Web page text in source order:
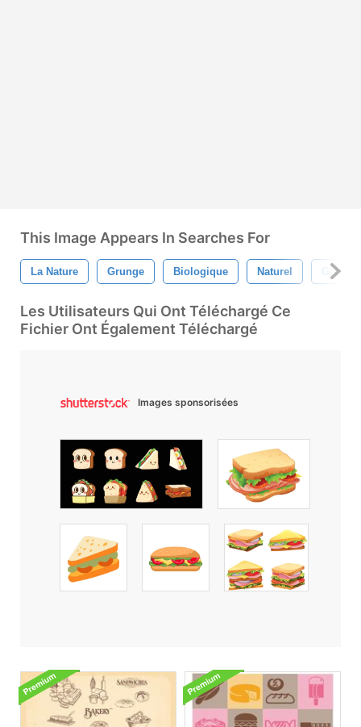
This Image Appears In Searches For
La Nature Grunge Biologique Naturel Gros
Les Utilisateurs Qui Ont Téléchargé Ce
Fichier Ont Également Téléchargé
Images sponsorisées